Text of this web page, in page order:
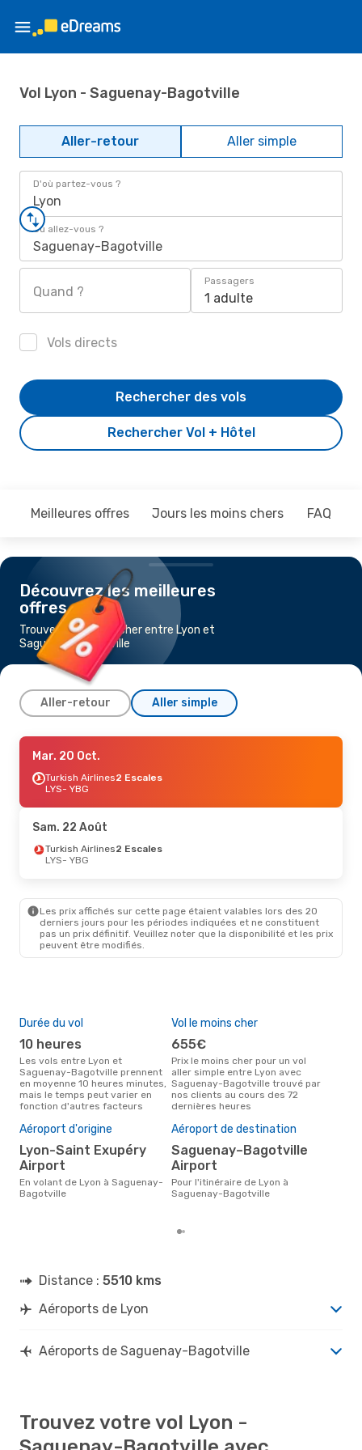
Vol Lyon - Saguenay-Bagotville
Aller-retour Aller simple
D'où partez-vous ?
Lyon
Où allez-vous ?
Saguenay-Bagotville
Quand ?
Passagers
1 adulte
Vols directs
Rechercher Vol + Hôtel
Rechercher des vols
Meilleures offres Jours les moins chers FAQ
Découvrez les meilleures
offres
Trouvez un vol pas cher entre Lyon et
Saguenay-Bagotville
Aller-retour Aller simple
Sam. 22 Août
Air Canada2 Escales
LYS- YBG
YBG- LYS
Ven. 23 Oct.- Jeu. 29 Oct.
- LYS
Mar. 20 Oct.
Turkish Airlines2 Escales
LYS- YBG
Sam. 22 Août
Turkish Airlines2 Escales
LYS- YBG
Les prix affichés sur cette page étaient valables lors des 20
derniers jours pour les périodes indiquées et ne constituent
pas un prix définitif. Veuillez noter que la disponibilité et les prix
peuvent être modifiés.
Durée du vol
10 heures
Les vols entre Lyon et
Saguenay-Bagotville prennent
en moyenne 10 heures minutes,
mais le temps peut varier en
fonction d'autres facteurs
Vol le moins cher
655€
Prix le moins cher pour un vol
aller simple entre Lyon avec
Saguenay-Bagotville trouvé par
nos clients au cours des 72
dernières heures
Aéroport d'origine
Lyon-Saint Exupéry
Airport
En volant de Lyon à Saguenay-
Bagotville
Aéroport de destination
Saguenay–Bagotville
Airport
Pour l'itinéraire de Lyon à
Saguenay-Bagotville
Distance : 5510 kms
Aéroports de Lyon
Aéroports de Saguenay-Bagotville
Trouvez votre vol Lyon -